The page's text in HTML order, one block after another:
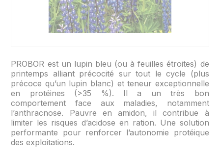
PROBOR est un lupin bleu (ou à feuilles étroites) de
printemps alliant précocité sur tout le cycle (plus
précoce qu’un lupin blanc) et teneur exceptionnelle
en protéines (>35 %). Il a un très bon
comportement face aux maladies, notamment
l’anthracnose. Pauvre en amidon, il contribue à
limiter les risques d’acidose en ration. Une solution
performante pour renforcer l’autonomie protéique
des exploitations.